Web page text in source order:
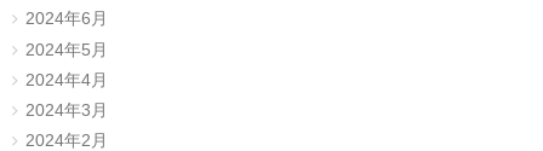
2024年6月
2024年5月
2024年4月
2024年3月
2024年2月